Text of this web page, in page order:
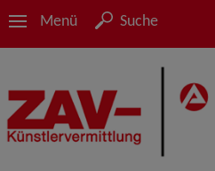
Menü Suche